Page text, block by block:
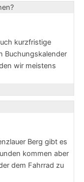
kurzfristige
Buchungskalender
wir meistens
Berg gibt es
kommen aber
dem Fahrrad zu